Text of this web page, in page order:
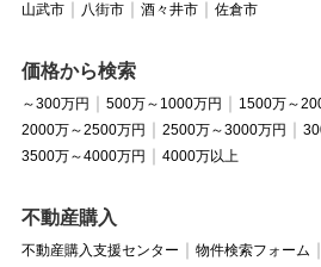
山武市
八街市 酒々井市 佐倉市
価格から検索
～300万円 500万～1000万円
1500万～
2000万～2500万円
2500万～3000万円
3500万～4000万円
4000万以上
不動産購入
不動産購入支援センター 物件検索フォーム